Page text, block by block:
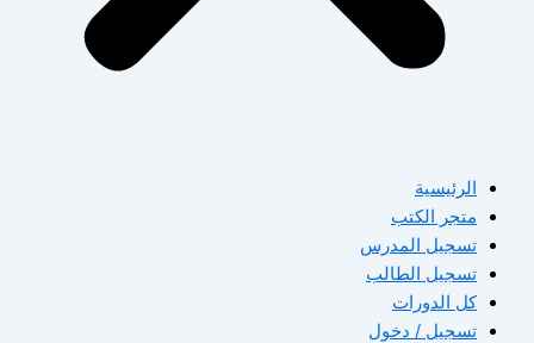
الرئيسية
متجر الكتب
تسجيل المدرس
تسجيل الطالب
كل الدورات
تسجيل / دخول